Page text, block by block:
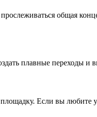
общая
плавные переходы и
Если вы любите